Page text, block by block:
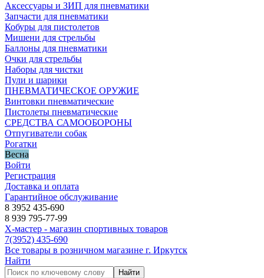
Аксессуары и ЗИП для пневматики
Запчасти для пневматики
Кобуры для пистолетов
Мишени для стрельбы
Баллоны для пневматики
Очки для стрельбы
Наборы для чистки
Пули и шарики
ПНЕВМАТИЧЕСКОЕ ОРУЖИЕ
Винтовки пневматические
Пистолеты пневматические
СРЕДСТВА САМООБОРОНЫ
Отпугиватели собак
Рогатки
Весна
Войти
Регистрация
Доставка и оплата
Гарантийное обслуживание
8 3952 435-690
8 939 795-77-99
Х-мастер - магазин спортивных товаров
7(3952) 435-690
Все товары в розничном магазине г. Иркутск
Найти
Найти